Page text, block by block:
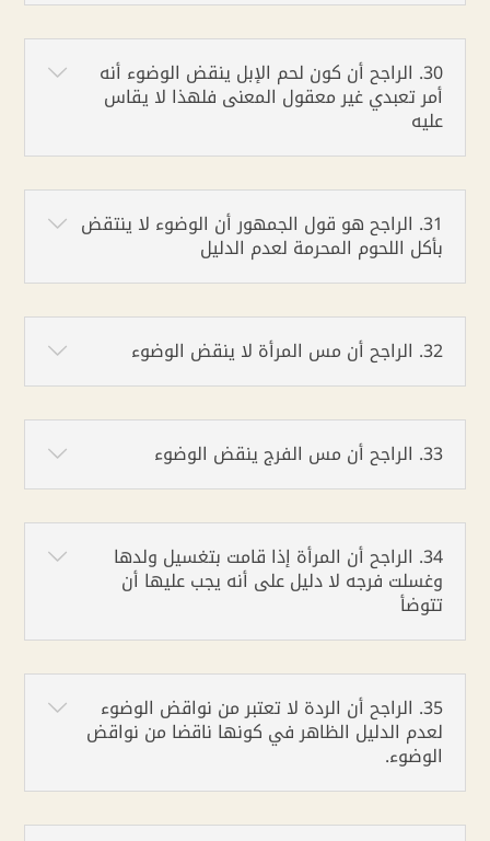
30. الراجح أن كون لحم الإبل ينقض الوضوء أنه
أمر تعبدي غير معقول المعنى فلهذا لا يقاس
عليه
31. الراجح هو قول الجمهور أن الوضوء لا ينتقض
بأكل اللحوم المحرمة لعدم الدليل
32. الراجح أن مس المرأة لا ينقض الوضوء
33. الراجح أن مس الفرج ينقض الوضوء
34. الراجح أن المرأة إذا قامت بتغسيل ولدها
وغسلت فرجه لا دليل على أنه يجب عليها أن
تتوضأ
35. الراجح أن الردة لا تعتبر من نواقض الوضوء
لعدم الدليل الظاهر في كونها ناقضا من نواقض
الوضوء.